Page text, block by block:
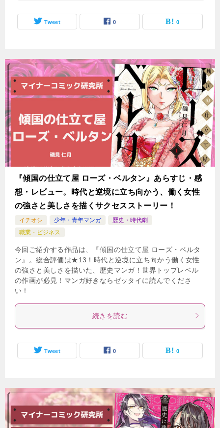
Tweet 0 0
『傾国の仕立て屋 ローズ・ベルタン』あらすじ・感
想・レビュー。時代と逆境に立ち向かう、働く女性
の強さと美しさを描くサクセスストーリー！
イチオシ 少年・青年マンガ
歴史・時代劇
職業・ビジネス
今回ご紹介する作品は、『傾国の仕立て屋 ローズ・ベルタ
ン』。総合評価は★13！時代と逆境に立ち向かう働く女性
の強さと美しさを描いた、歴史マンガ！世界トップレベル
の作画が必見！マンガ好きならゼッタイに読んでくださ
い！
続きを読む
Tweet 0 0